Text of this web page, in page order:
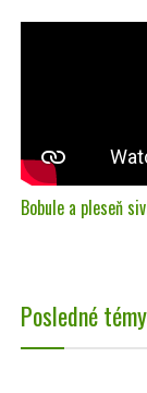
Bobule a pleseň
Posledné